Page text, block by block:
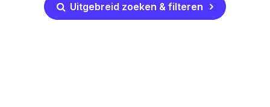
Uitgebreid zoeken & filteren